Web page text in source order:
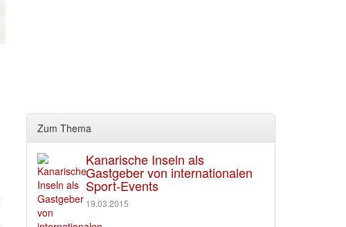
Zum Thema
Kanarische Inseln als
Gastgeber von internationalen
Sport-Events
19.03.2015